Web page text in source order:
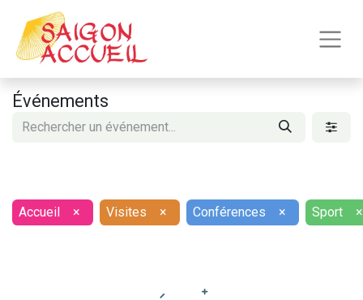
Événements
Accueil × Visites × Conférences × Sport ×